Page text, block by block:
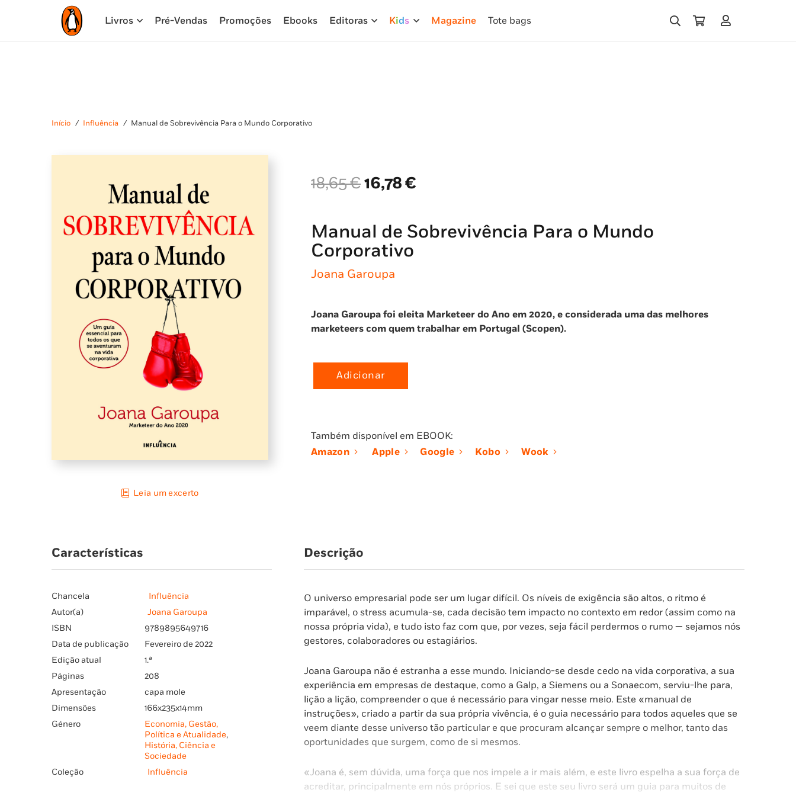
Livros Pré-Vendas Promoções Ebooks Editoras Kids Magazine Tote bags
Início / Influência / Manual de Sobrevivência Para o Mundo Corporativo
Leia um excerto
18,65€O
preço
era:
18,65 €.
16,78€
é:
16,78 €.
Manual de Sobrevivência Para o Mundo
Corporativo
Joana Garoupa
Joana Garoupa foi eleita Marketeer do Ano em 2020, e considerada uma das melhores
marketeers com quem trabalhar em Portugal (Scopen).
Quantidade
Sobrevivência
Para
Adicionar
Também disponível em EBOOK:
Amazon
Apple Google Kobo Wook
Características
Chancela
Influência
Autor(a)
Joana Garoupa
ISBN
9789895649716
Data de publicação
Fevereiro de 2022
Edição atual
1.ª
Páginas
208
Apresentação
capa mole
Dimensões
166x235x14mm
Género
Economia, Gestão,
Política e Atualidade,
História, Ciência e
Sociedade
Coleção
Influência
Descrição
O universo empresarial pode ser um lugar difícil. Os níveis de exigência são altos, o ritmo é
imparável, o stress acumula-se, cada decisão tem impacto no contexto em redor (assim como na
nossa própria vida), e tudo isto faz com que, por vezes, seja fácil perdermos o rumo — sejamos nós
gestores, colaboradores ou estagiários.
Joana Garoupa não é estranha a esse mundo. Iniciando-se desde cedo na vida corporativa, a sua
experiência em empresas de destaque, como a Galp, a Siemens ou a Sonaecom, serviu-lhe para,
lição a lição, compreender o que é necessário para vingar nesse meio. Este «manual de
instruções», criado a partir da sua própria vivência, é o guia necessário para todos aqueles que se
veem diante desse universo tão particular e que procuram alcançar sempre o melhor, tanto das
oportunidades que surgem, como de si mesmos.
«Joana é, sem dúvida, uma força que nos impele a ir mais além, e este livro espelha a sua força de
acreditar, principalmente em nós próprios. E sei que este seu livro será um guia para muitos de